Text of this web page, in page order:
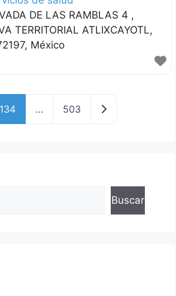
DE LAS RAMBLAS 4 ,
TERRITORIAL ATLIXCAYOTL
México
134 … 503 Entradas
Buscar